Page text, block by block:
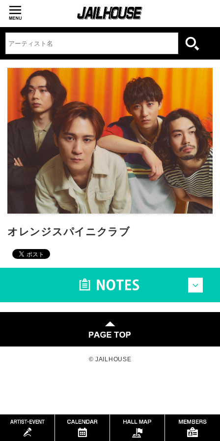
オレンジスパイニクラブ
© JAILHOUSE